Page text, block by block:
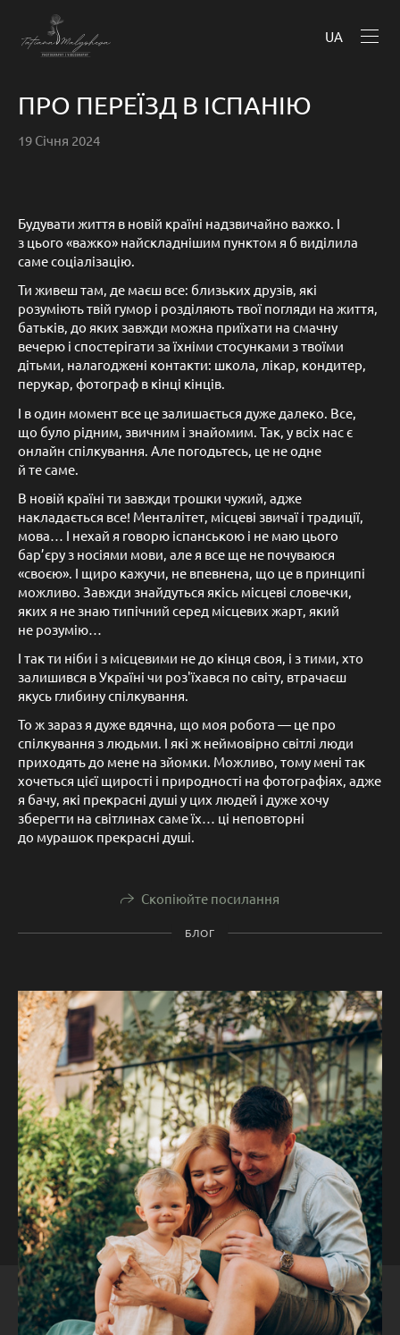
UA
ПРО ПЕРЕЇЗД В ІСПАНІЮ
19 Січня 2024
Будувати життя в новій країні надзвичайно важко. І
з цього «важко» найскладнішим пунктом я б виділила
саме соціалізацію.
Ти живеш там, де маєш все: близьких друзів, які
розуміють твій гумор і розділяють твої погляди на життя,
батьків, до яких завжди можна приїхати на смачну
вечерю і спостерігати за їхніми стосунками з твоїми
дітьми, налагоджені контакти: школа, лікар, кондитер,
перукар, фотограф в кінці кінців.
І в один момент все це залишається дуже далеко. Все,
що було рідним, звичним і знайомим. Так, у всіх нас є
онлайн спілкування. Але погодьтесь, це не одне
й те саме.
В новій країні ти завжди трошки чужий, адже
накладається все! Менталітет, місцеві звичаї і традиції,
мова… І нехай я говорю іспанською і не маю цього
бар’єру з носіями мови, але я все ще не почуваюся
«своєю». І щиро кажучи, не впевнена, що це в принципі
можливо. Завжди знайдуться якісь місцеві словечки,
яких я не знаю типічний серед місцевих жарт, який
не розумію…
І так ти ніби і з місцевими не до кінця своя, і з тими, хто
залишився в Україні чи роз'їхався по світу, втрачаєш
якусь глибину спілкування.
То ж зараз я дуже вдячна, що моя робота — це про
спілкування з людьми. І які ж неймовірно світлі люди
приходять до мене на зйомки. Можливо, тому мені так
хочеться цієї щирості і природності на фотографіях, адже
я бачу, які прекрасні душі у цих людей і дуже хочу
зберегти на світлинах саме їх… ці неповторні
до мурашок прекрасні душі.
Скопіюйте посилання
БЛОГ